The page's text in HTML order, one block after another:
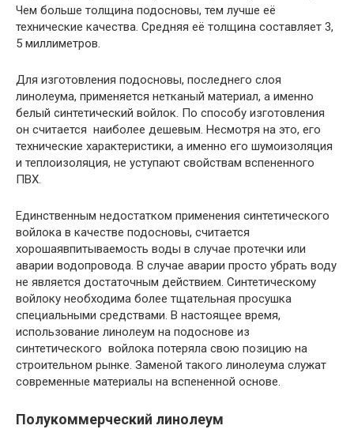
Чем больше толщина подосновы, тем лучше её
технические качества. Средняя её толщина составляет 3,
5 миллиметров.
Для изготовления подосновы, последнего слоя
линолеума, применяется нетканый материал, а именно
белый синтетический войлок. По способу изготовления
он считается наиболее дешевым. Несмотря на это, его
технические характеристики, а именно его шумоизоляция
и теплоизоляция, не уступают свойствам вспененного
ПВХ.
Единственным недостатком применения синтетического
войлока в качестве подосновы, считается
хорошаявпитываемость воды в случае протечки или
аварии водопровода. В случае аварии просто убрать воду
не является достаточным действием. Синтетическому
войлоку необходима более тщательная просушка
специальными средствами. В настоящее время,
использование линолеум на подоснове из
синтетического войлока потеряла свою позицию на
строительном рынке. Заменой такого линолеума служат
современные материалы на вспененной основе.
Полукоммерческий линолеум